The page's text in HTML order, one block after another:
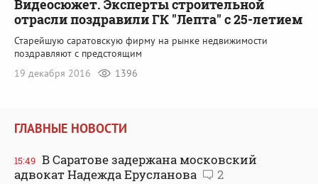
Видеосюжет. Эксперты строительной
отрасли поздравили ГК "Лепта" с 25-летием
Старейшую саратовскую фирму на рынке недвижимости
поздравляют с предстоящим
19 декабря 2016
1396
ГЛАВНЫЕ НОВОСТИ
15:49 В Саратове задержана московский
адвокат Надежда Ерусланова
2